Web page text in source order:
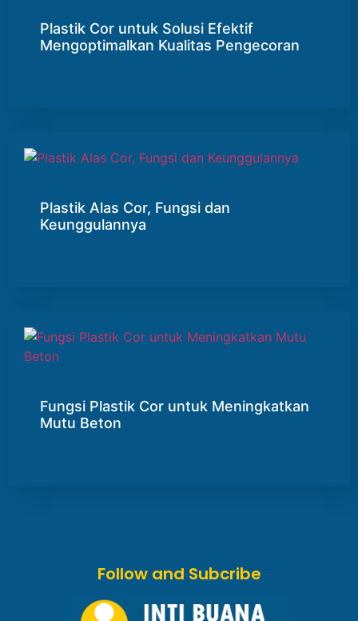
Plastik Cor untuk Solusi Efektif
Mengoptimalkan Kualitas Pengecoran
Plastik Alas Cor, Fungsi dan
Keunggulannya
Fungsi Plastik Cor untuk Meningkatkan
Mutu Beton
Follow and Subcribe